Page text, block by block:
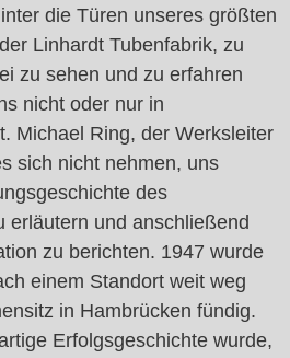
die Türen unseres größten
Linhardt Tubenfabrik, zu
zu sehen und zu erfahren
nicht oder nur in
Michael Ring, der Werksleiter
sich nicht nehmen, uns
des
erläutern und anschließend
zu berichten. 1947 wurde
einem Standort weit weg
in Hambrücken fündig.
Erfolgsgeschichte wurde,